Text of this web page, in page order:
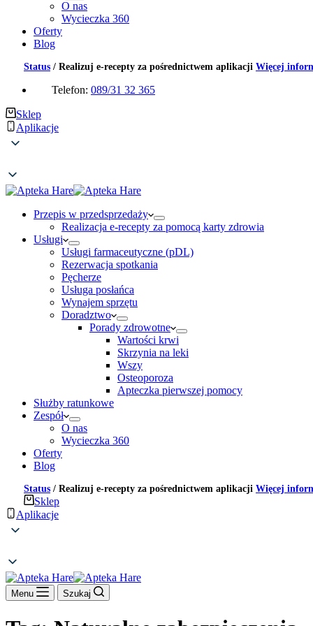
O nas
Wycieczka 360
Oferty
Blog
Status / Realizuj e-recepty za pośrednictwem aplikacji Więcej
Telefon: 089/31 32 365
Sklep
Aplikacje
Przepis w przedsprzedaży
Realizacja e-recepty za pomocą karty zdrowia
Usługi
Usługi farmaceutyczne (pDL)
Rezerwacja spotkania
Pęcherze
Usługa posłańca
Wynajem sprzętu
Doradztwo
Porady zdrowotne
Wartości krwi
Skrzynia na leki
Wszy
Osteoporoza
Apteczka pierwszej pomocy
Służby ratunkowe
Zespół
O nas
Wycieczka 360
Oferty
Blog
Status / Realizuj e-recepty za pośrednictwem aplikacji Więcej
Sklep
Aplikacje
Menu Szukaj